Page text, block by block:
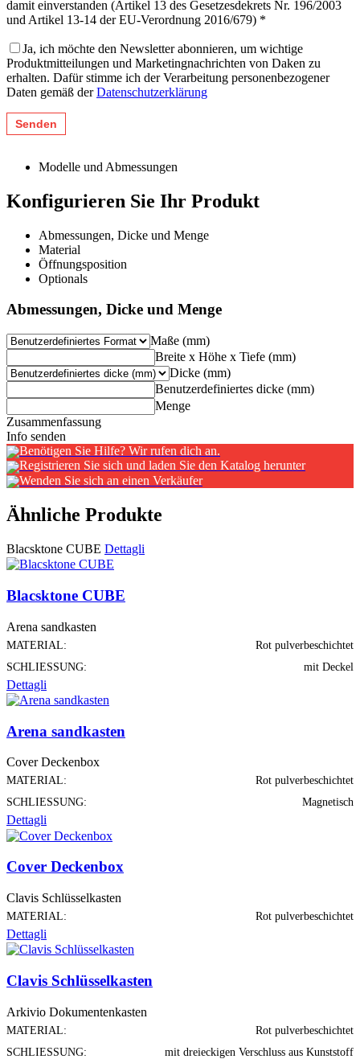
damit einverstanden (Artikel 13 des Gesetzesdekrets Nr. 196/2003
und Artikel 13-14 der EU-Verordnung 2016/679) *
Ja, ich möchte den Newsletter abonnieren, um wichtige
Produktmitteilungen und Marketingnachrichten von Daken zu
erhalten. Dafür stimme ich der Verarbeitung personenbezogener
Daten gemäß derDatenschutzerklärung
Modelle und Abmessungen
Konfigurieren Sie Ihr Produkt
Abmessungen, Dicke und Menge
Material
Öffnungsposition
Optionals
Abmessungen, Dicke und Menge
Maße (mm)
Breite x Höhe x Tiefe (mm)
Dicke (mm)
Benutzerdefiniertes dicke (mm)
Menge
Zusammenfassung
Info senden
Benötigen Sie Hilfe? Wir rufen dich an.
Registrieren Sie sich und laden Sie den Katalog herunter
Wenden Sie sich an einen Verkäufer
Ähnliche Produkte
Blacsktone CUBE Dettagli
Blacsktone CUBE
Arena sandkasten
MATERIAL:
Rot pulverbeschichtet
SCHLIESSUNG:
mit Deckel
Dettagli
Arena sandkasten
Cover Deckenbox
MATERIAL:
Rot pulverbeschichtet
SCHLIESSUNG:
Magnetisch
Dettagli
Cover Deckenbox
Clavis Schlüsselkasten
MATERIAL: Rot pulverbeschichtet
Dettagli
Clavis Schlüsselkasten
Arkivio Dokumentenkasten
MATERIAL:
Rot pulverbeschichtet
SCHLIESSUNG:
mit dreieckigen Verschluss aus Kunststoff